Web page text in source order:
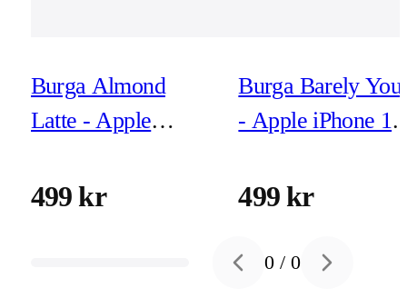
Burga Almond
Latte - Apple
Tough MagSafe
499 kr
Burga Barely
- Apple iPhone 17
MagSafe
499 kr
Previous slide
0 /0 Next slide